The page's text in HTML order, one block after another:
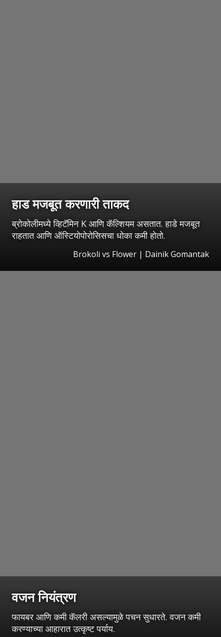
हाड मजबूत करणारी ताकद
ब्रोकोलीमध्ये व्हिटॅमिन K आणि कॅल्शियम असतात. हाडे मजबूत
राहतात आणि ऑस्टियोपोरोसिसचा धोका कमी होतो.
Brokoli vs Flower | Dainik Gomantak
वजन नियंत्रण
फायबर आणि कमी कॅलरी असल्यामुळे पचन सुधारते. वजन कमी
करण्याच्या आहारात उत्कृष्ट पर्याय.